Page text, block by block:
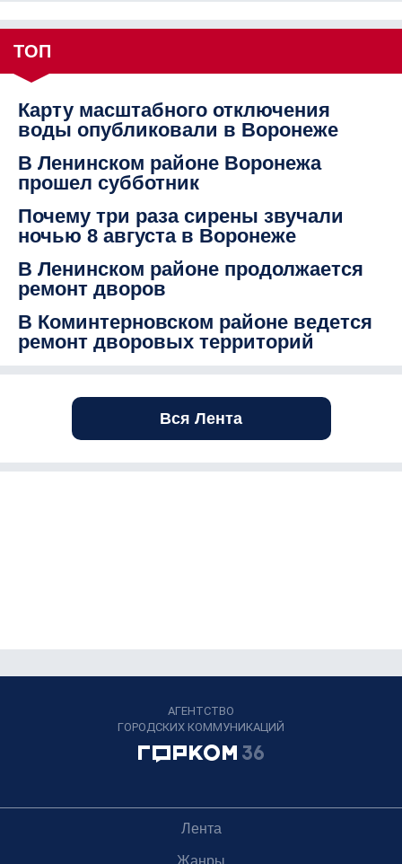
ТОП
Карту масштабного отключения
воды опубликовали в Воронеже
В Ленинском районе Воронежа
прошел субботник
Почему три раза сирены звучали
ночью 8 августа в Воронеже
В Ленинском районе продолжается
ремонт дворов
В Коминтерновском районе ведется
ремонт дворовых территорий
Вся Лента
АГЕНТСТВО
ГОРОДСКИХ КОММУНИКАЦИЙ
Лента
Жанры